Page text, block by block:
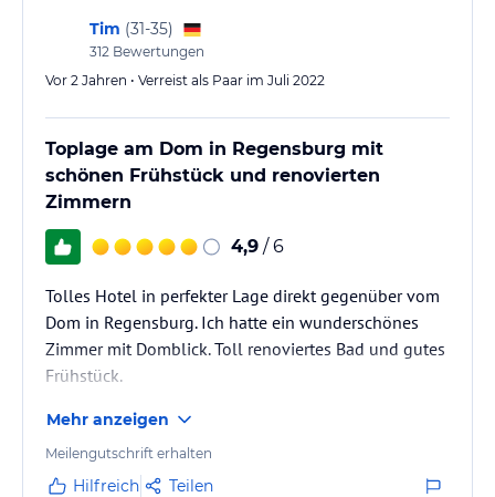
Tim (31-35)
312 Bewertungen
Vor 2 Jahren • Verreist als Paar im Juli 2022
Toplage am Dom in Regensburg mit
schönen Frühstück und renovierten
Zimmern
4,9 / 6
Tolles Hotel in perfekter Lage direkt gegenüber vom
Dom in Regensburg. Ich hatte ein wunderschönes
Zimmer mit Domblick. Toll renoviertes Bad und gutes
Frühstück.
Mehr anzeigen
Meilengutschrift erhalten
Hilfreich Teilen